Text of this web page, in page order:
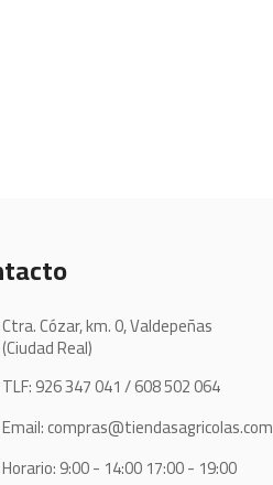
Ctra. Cózar, km. 0, Valdepeñas
(Ciudad Real)
TLF: 926 347 041 / 608 502 064
Email: compras@tiendasagricolas.com
Horario: 9:00 - 14:00 17:00 - 19:00